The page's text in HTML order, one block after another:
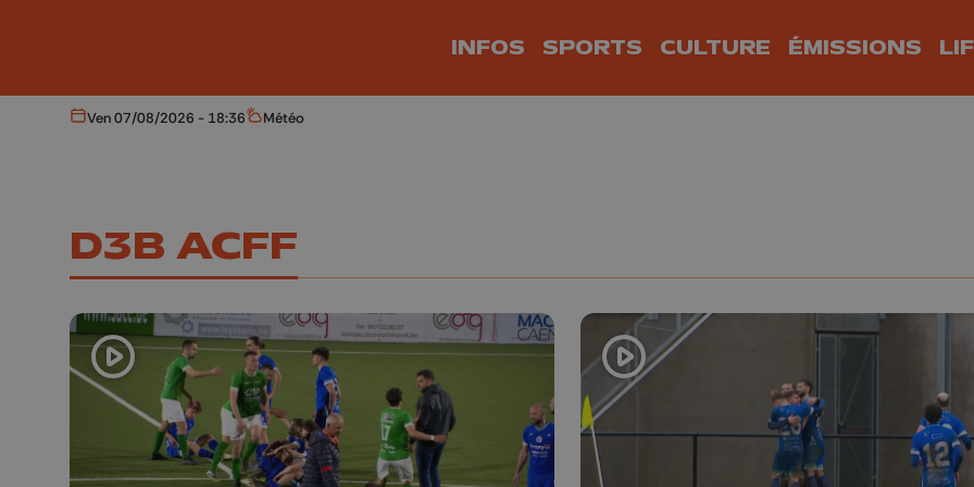
INFOS SPORTS CULTURE ÉMISSIONS
Aujourd'hui
Ven 07/08/2026 - 18:36 Météo
Météo
D3B ACFF